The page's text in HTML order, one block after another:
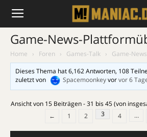
Game-News-
Home › Foren › Games-Talk ›
Game-
Dieses Thema hat 6,162 Antworten, 108
zuletzt von
Spacemoonkeyvorvor 6
Ansicht von 15 Beiträgen - 31 bis 45 (von
←
1 2 3 4 …